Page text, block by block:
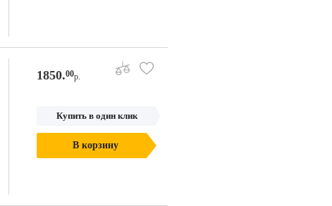
1850.00р.
Купить в один клик
В корзину